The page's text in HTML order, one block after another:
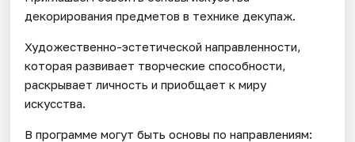
декорирования предметов в технике декупаж.
Художественно-эстетической направленности,
которая развивает творческие способности,
раскрывает личность и приобщает к миру
искусства.
В программе могут быть основы по направлениям: